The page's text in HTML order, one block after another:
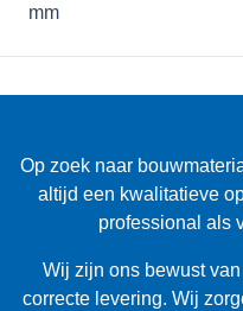
Op zoek naar
altijd een kwalitatieve
professional als
Wij zijn ons bewust
correcte levering. Wij